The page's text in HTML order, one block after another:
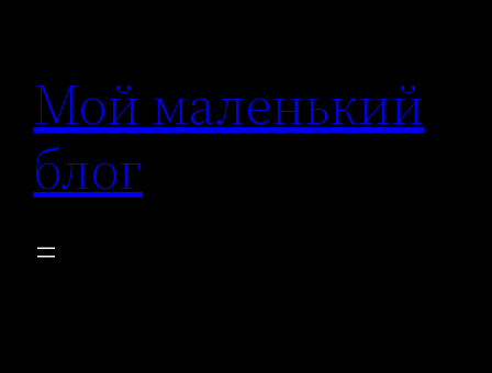
содержимому
Мой маленький
блог